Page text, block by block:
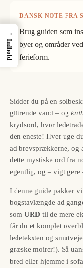
DANSK NOTE FRA
Brug guiden som
byer og områder
ferieform.
Sidder du på en
glitrende vand – og
krydsord, hvor
den eneste! Hver uge
ad brevsprækkerne, og
dette mystiske ord fra
egentlig, og – vigtigere
I denne guide pakker
bogstavlængde ad
som URD til de mere
får du et komplet
ledeteksten og
græske moirer!). Så
bred eller hjemme i
→
Indhold